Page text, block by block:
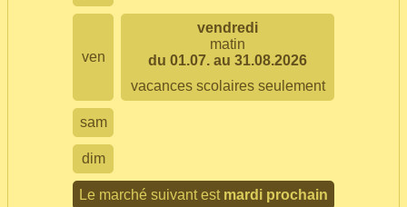
ven
vendredi
matin
du 01.07. au 31.08.2026
vacances scolaires seulement
sam
dim
Le marché suivant est mardi prochain